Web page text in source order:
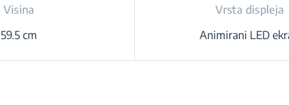
Visina
59.5 cm
Vrsta displeja
Animirani LED